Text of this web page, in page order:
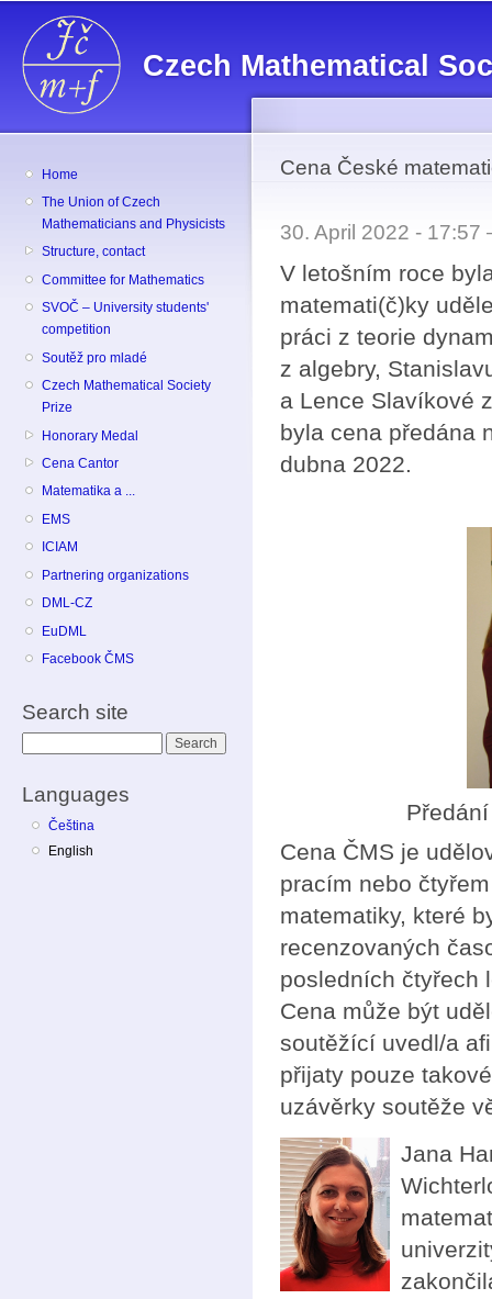
Czech Mathematical
Home
The Union of Czech
Mathematicians and Physicists
Structure, contact
Committee for Mathematics
SVOČ – University students'
competition
Soutěž pro mladé
Czech Mathematical Society
Prize
Honorary Medal
Cena Cantor
Matematika a ...
EMS
ICIAM
Partnering organizations
DML-CZ
EuDML
Facebook ČMS
Search site
Languages
Čeština
English
Cena České
30. April 2022 -
V letošním roce
matemati(č)ky
práci z teorie
z algebry,
a Lence Slavíkové
byla cena předána
dubna 2022.
Cena ČMS je
pracím nebo
matematiky, které
recenzovaných
posledních čtyřech
Cena může být
soutěžící uvedl/a
přijaty pouze
uzávěrky soutěže
Jana